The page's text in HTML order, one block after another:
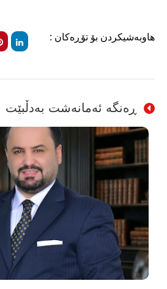
هاوبەشیکردن بۆ تۆڕەکان :
ڕەنگە ئەمانەشت بەدڵبێت